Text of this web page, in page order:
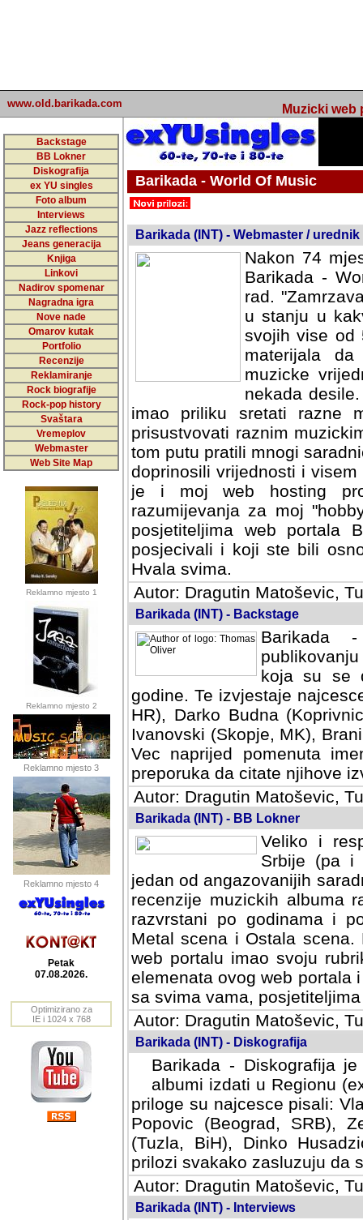
www.old.barikada.com Muzicki web
Backstage
BB Lokner
Diskografija
ex YU singles
Foto album
Interviews
Jazz reflections
Jeans generacija
Knjiga
Linkovi
Nadirov spomenar
Nagradna igra
Nove nade
Omarov kutak
Portfolio
Recenzije
Reklamiranje
Rock biografije
Rock-pop history
Svaštara
Vremeplov
Webmaster
Web Site Map
Reklamno mjesto 1
Reklamno mjesto 2
Reklamno mjesto 3
Reklamno mjesto 4
Petak
07.08.2026.
Optimizirano za
IE i 1024 x 768
Barikada - World Of Music
Barikada (INT) - Webmaster / urednik
Nakon 74
Barikada -
rad.
u stanju u
svojih vise od
materijala
muzicke
nekada
imao priliku sretati razne
prisustvovati raznim
tom putu pratili mnogi
doprinosili vrijednosti i
je i moj web hosting
razumijevanja za moj
posjetiteljima web portala
posjecivali i koji ste bili
Hvala svima.
Autor: Dragutin Matoševic,
Barikada (INT) - Backstage
Barikada
koja su se
godine. Te izvjestaje
HR), Darko Budna
Ivanovski (Skopje, MK),
Vec naprijed pomenuta
preporuka da citate njihove
Autor: Dragutin Matoševic,
Barikada (INT) - BB Lokner
Veliko i
Srbije (pa i
jedan od angazovanijih
recenzije muzickih albuma
razvrstani po godinama i po
scena i Ostala scena.
portalu imao svoju
elemenata ovog web portala
sa svima vama,
Autor: Dragutin Matoševic,
Barikada (INT) - Diskografija
Barikada - Diskografija
albumi izdati u Regionu
priloge su najcesce pisali:
Popovic (Beograd, SRB),
(Tuzla, BiH), Dinko
prilozi svakako zasluzuju da
Autor: Dragutin Matoševic,
Barikada (INT) - Interviews